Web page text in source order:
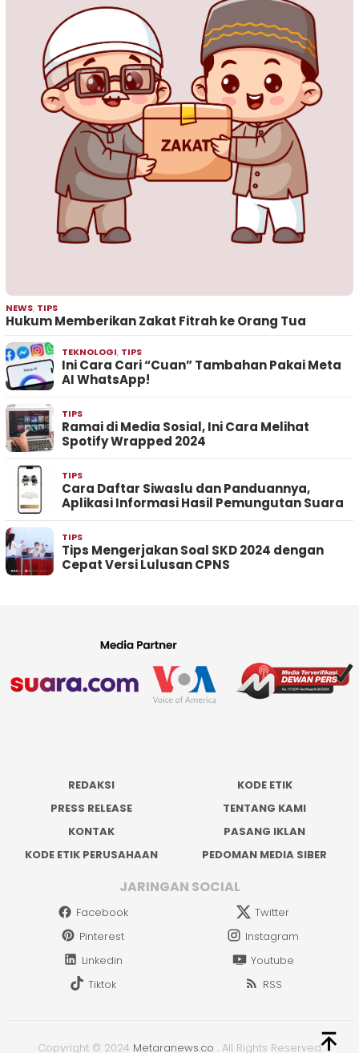
NEWS, TIPS
Hukum Memberikan Zakat Fitrah ke Orang Tua
TEKNOLOGI, TIPS
Ini Cara Cari “Cuan” Tambahan Pakai Meta
AI WhatsApp!
TIPS
Ramai di Media Sosial, Ini Cara Melihat
Spotify Wrapped 2024
TIPS
Cara Daftar Siwaslu dan Panduannya,
Aplikasi Informasi Hasil Pemungutan Suara
TIPS
Tips Mengerjakan Soal SKD 2024 dengan
Cepat Versi Lulusan CPNS
REDAKSI
KODE ETIK
PRESS RELEASE
TENTANG KAMI
KONTAK
PASANG IKLAN
KODE ETIK PERUSAHAAN
PEDOMAN MEDIA SIBER
JARINGAN SOCIAL
Facebook
Twitter
Pinterest
Instagram
Linkedin
Youtube
Tiktok
RSS
Copyright © 2024 Metaranews.co . All Rights Reserved